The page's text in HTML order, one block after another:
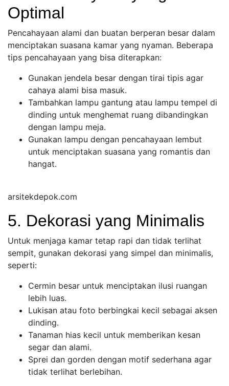
Optimal
Pencahayaan alami dan buatan berperan besar dalam
menciptakan suasana kamar yang nyaman. Beberapa
tips pencahayaan yang bisa diterapkan:
Gunakan jendela besar dengan tirai tipis agar
cahaya alami bisa masuk.
Tambahkan lampu gantung atau lampu tempel di
dinding untuk menghemat ruang dibandingkan
dengan lampu meja.
Gunakan lampu dengan pencahayaan lembut
untuk menciptakan suasana yang romantis dan
hangat.
arsitekdepok.com
5. Dekorasi yang Minimalis
Untuk menjaga kamar tetap rapi dan tidak terlihat
sempit, gunakan dekorasi yang simpel dan minimalis,
seperti:
Cermin besar untuk menciptakan ilusi ruangan
lebih luas.
Lukisan atau foto berbingkai kecil sebagai aksen
dinding.
Tanaman hias kecil untuk memberikan kesan
segar dan alami.
Sprei dan gorden dengan motif sederhana agar
tidak terlihat berlebihan.